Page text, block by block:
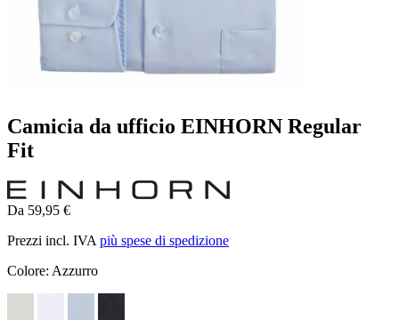
Camicia da ufficio EINHORN Regular
Fit
Da 59,95 €
Prezzi incl. IVA più spese di spedizione
Colore: Azzurro